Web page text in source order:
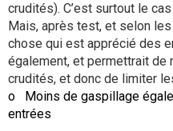
crudités). C’est surtout le
Mais, après test, et selon les
chose qui est apprécié des
également, et permettrait
crudités, et donc de limiter
o Moins de gaspillage
entrées